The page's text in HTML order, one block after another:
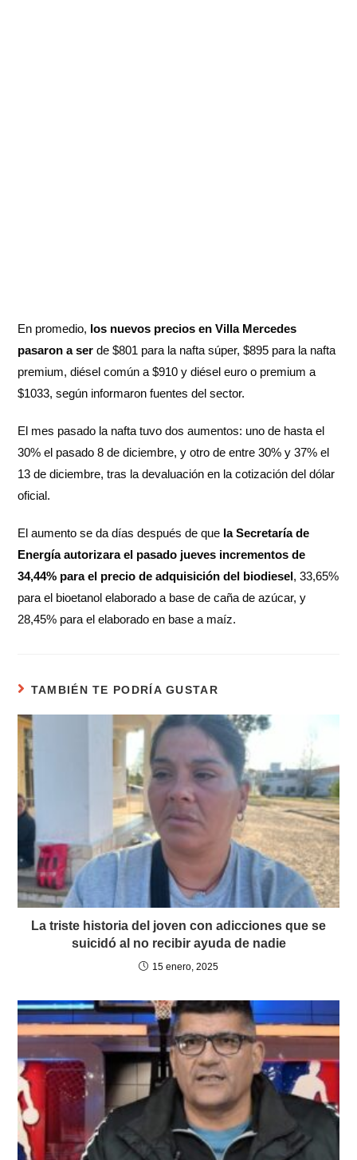
En promedio, los nuevos precios en Villa Mercedes
pasaron a ser de $801 para la nafta súper, $895 para la nafta
premium, diésel común a $910 y diésel euro o premium a
$1033, según informaron fuentes del sector.
El mes pasado la nafta tuvo dos aumentos: uno de hasta el
30% el pasado 8 de diciembre, y otro de entre 30% y 37% el
13 de diciembre, tras la devaluación en la cotización del dólar
oficial.
El aumento se da días después de que la Secretaría de
Energía autorizara el pasado jueves incrementos de
34,44% para el precio de adquisición del biodiesel, 33,65%
para el bioetanol elaborado a base de caña de azúcar, y
28,45% para el elaborado en base a maíz.
TAMBIÉN TE PODRÍA GUSTAR
La triste historia del joven con adicciones que se
suicidó al no recibir ayuda de nadie
15 enero, 2025